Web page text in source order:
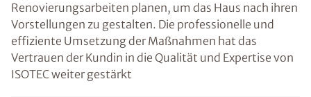
Renovierungsarbeiten planen, um das Haus nach ihren
Vorstellungen zu gestalten. Die professionelle und
effiziente Umsetzung der Maßnahmen hat das
Vertrauen der Kundin in die Qualität und Expertise von
ISOTEC weiter gestärkt